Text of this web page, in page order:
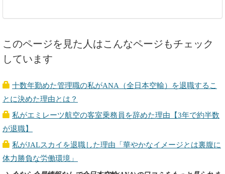
このページを見た人はこんなページもチェック
しています
十数年勤めた管理職の私がANA（全日本空輸）を退職するこ
とに決めた理由とは？
私がエミレーツ航空の客室乗務員を辞めた理由【3年で約半数
が退職】
私がJALスカイを退職した理由「華やかなイメージとは裏腹に
体力勝負な労働環境」